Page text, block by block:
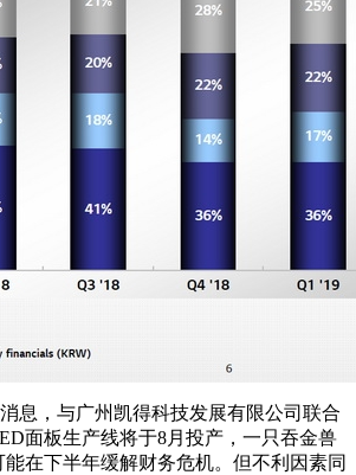
息，与广州凯得科技发展有限公司联合
面板生产线将于8月投产，一只吞金兽
在下半年缓解财务危机。但不利因素同